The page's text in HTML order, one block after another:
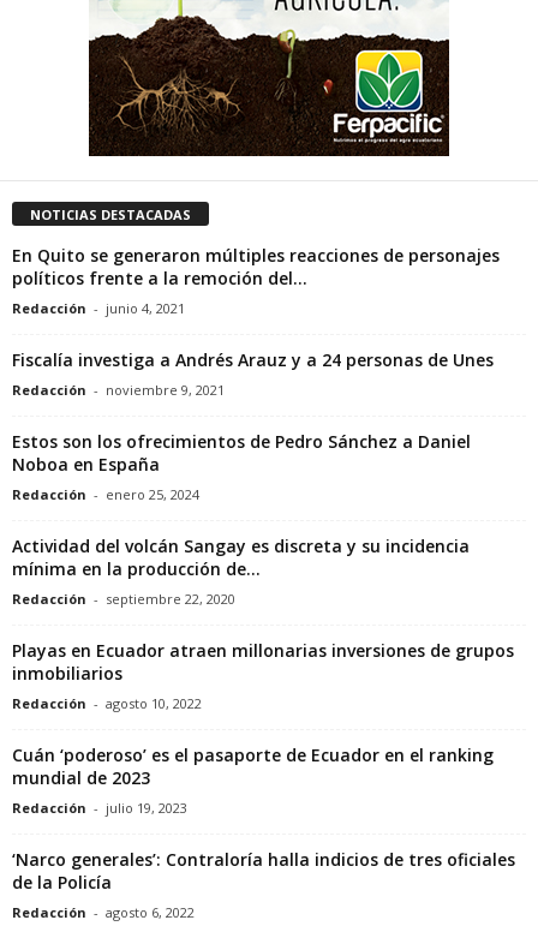
NOTICIAS DESTACADAS
En Quito se generaron múltiples reacciones de personajes
políticos frente a la remoción del...
Redacción - junio 4, 2021
Fiscalía investiga a Andrés Arauz y a 24 personas de Unes
Redacción - noviembre 9, 2021
Estos son los ofrecimientos de Pedro Sánchez a Daniel
Noboa en España
Redacción - enero 25, 2024
Actividad del volcán Sangay es discreta y su incidencia
mínima en la producción de...
Redacción - septiembre 22, 2020
Playas en Ecuador atraen millonarias inversiones de grupos
inmobiliarios
Redacción - agosto 10, 2022
Cuán ‘poderoso’ es el pasaporte de Ecuador en el ranking
mundial de 2023
Redacción - julio 19, 2023
‘Narco generales’: Contraloría halla indicios de tres oficiales
de la Policía
Redacción - agosto 6, 2022